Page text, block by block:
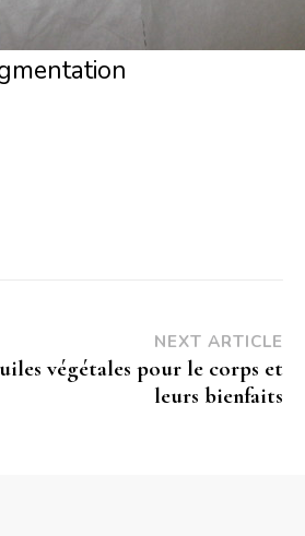
NEXT ARTICLE
végétales pour le corps et
leurs bienfaits